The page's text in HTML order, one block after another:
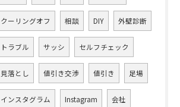
クーリングオフ 相談 DIY 外壁診断
トラブル サッシ セルフチェック
見落とし 値引き交渉 値引き 足場
インスタグラム Instagram 会社